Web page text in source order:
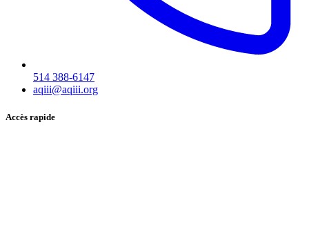
514 388-6147
aqiii@aqiii.org
Accès rapide